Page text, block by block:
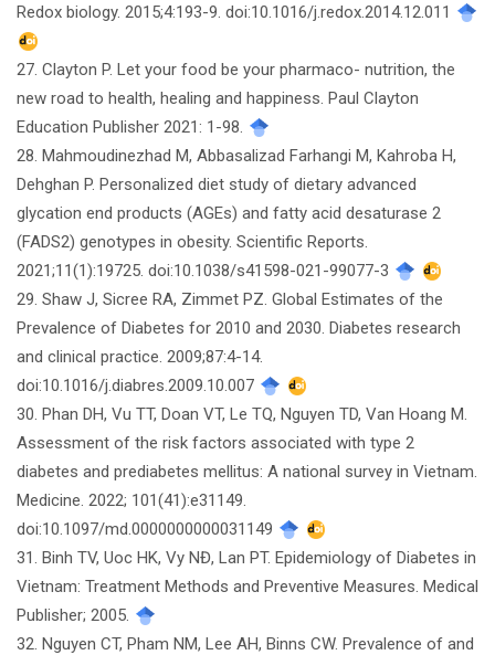
Redox biology. 2015;4:193-9. doi:10.1016/j.redox.2014.12.011
27. Clayton P. Let your food be your pharmaco- nutrition, the
new road to health, healing and happiness. Paul Clayton
Education Publisher 2021: 1-98.
28. Mahmoudinezhad M, Abbasalizad Farhangi M, Kahroba H,
Dehghan P. Personalized diet study of dietary advanced
glycation end products (AGEs) and fatty acid desaturase 2
(FADS2) genotypes in obesity. Scientific Reports.
2021;11(1):19725. doi:10.1038/s41598-021-99077-3
29. Shaw J, Sicree RA, Zimmet PZ. Global Estimates of the
Prevalence of Diabetes for 2010 and 2030. Diabetes research
and clinical practice. 2009;87:4-14.
doi:10.1016/j.diabres.2009.10.007
30. Phan DH, Vu TT, Doan VT, Le TQ, Nguyen TD, Van Hoang M.
Assessment of the risk factors associated with type 2
diabetes and prediabetes mellitus: A national survey in Vietnam.
Medicine. 2022; 101(41):e31149.
doi:10.1097/md.0000000000031149
31. Binh TV, Uoc HK, Vy NĐ, Lan PT. Epidemiology of Diabetes in
Vietnam: Treatment Methods and Preventive Measures. Medical
Publisher; 2005.
32. Nguyen CT, Pham NM, Lee AH, Binns CW. Prevalence of and